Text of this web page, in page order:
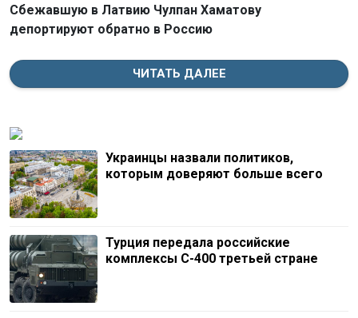
ЧИТАТЬ ДАЛЕЕ
Сбежавшую в Латвию Чулпан Хаматову
депортируют обратно в Россию
Украинцы назвали политиков,
которым доверяют больше всего
Турция передала российские
комплексы С-400 третьей стране